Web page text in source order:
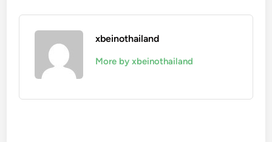
xbeinothailand
More by xbeinothailand